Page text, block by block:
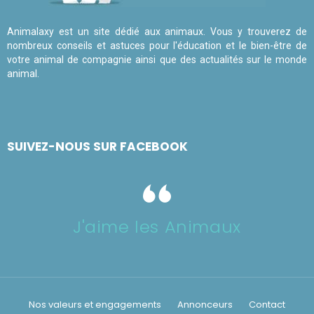
Animalaxy est un site dédié aux animaux. Vous y trouverez de
nombreux conseils et astuces pour l'éducation et le bien-être de
votre animal de compagnie ainsi que des actualités sur le monde
animal.
SUIVEZ-NOUS SUR FACEBOOK
J'aime les Animaux
Nos valeurs et engagements Annonceurs
Contact